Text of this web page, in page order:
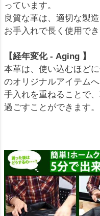
っています。
良質な革は、適切な製
お手入れで長く使用でき
【経年変化 - Aging 】
本革は、使い込むほど
のオリジナルアイテムへ
手入れを重ねることで
過ごすことができます。